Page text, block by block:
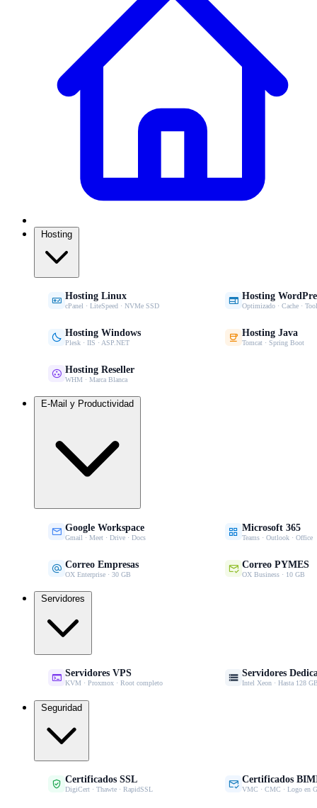
Hosting
 Hosting Linux
cPanel · LiteSpeed · NVMe SSD  Hosting
Optimizado · Cache ·
 Hosting Windows
Plesk · IIS · ASP.NET  Hosting Java
Tomcat · Spring Boot
 Hosting Reseller
WHM · Marca Blanca
E-Mail y Productividad
 Google Workspace
Gmail · Meet · Drive · Docs  Microsoft 365
Teams · Outlook · Office
 Correo Empresas
OX Enterprise · 30 GB  Correo PYMES
OX Business · 10 GB
Servidores
 Servidores VPS
KVM · Proxmox · Root completo  Servidores
Intel Xeon · Hasta 128
Seguridad
 Certificados SSL
DigiCert · Thawte · RapidSSL  Certificados
VMC · CMC · Logo en